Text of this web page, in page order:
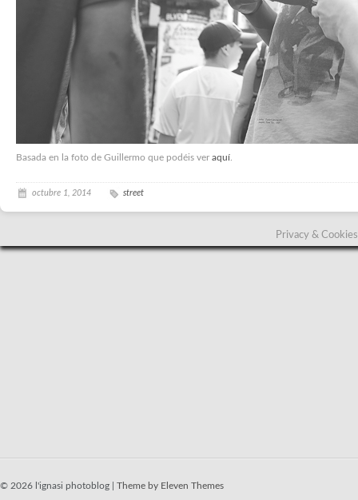
Basada en la foto de Guillermo que podéis ver aquí
octubre 1, 2014 street
© 2026 l'ignasi photoblog | Theme by Eleven Themes
Privacy &